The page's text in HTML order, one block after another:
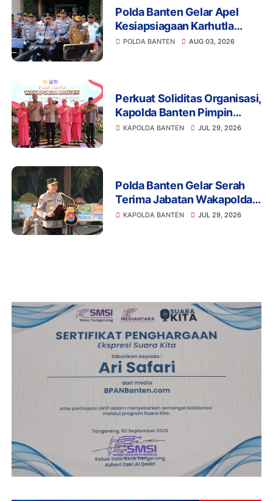
Polda Banten Gelar Apel
Kesiapsiagaan Karhutla
2026, Perkuat Sinergi
POLDA BANTEN AUG 03, 2026
Perkuat Soliditas Organisasi,
Kapolda Banten Pimpin
Pisah Sambut Wakapolda
KAPOLDA BANTEN JUL 29, 2026
Polda Banten Gelar Serah
Terima Jabatan Wakapolda,
PJU, serta Kapolres Cilegon
KAPOLDA BANTEN JUL 29, 2026